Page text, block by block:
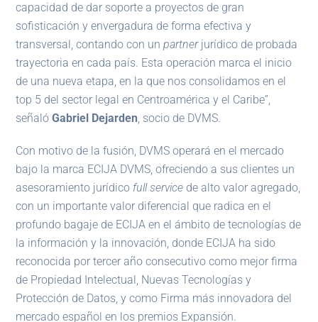
capacidad de dar soporte a proyectos de gran
sofisticación y envergadura de forma efectiva y
transversal, contando con unpartnerjurídico de probada
trayectoria en cada país. Esta operación marca el inicio
de una nueva etapa, en la que nos consolidamos en el
top 5 del sector legal en Centroamérica y el Caribe”,
señalóGabriel Dejarden, socio de DVMS.
Con motivo de la fusión, DVMS operará en el mercado
bajo la marca ECIJA DVMS, ofreciendo a sus clientes un
asesoramiento jurídico full service de alto valor agregado,
con un importante valor diferencial que radica en el
profundo bagaje de ECIJA en el ámbito de tecnologías de
la información y la innovación, donde ECIJA ha sido
reconocida por tercer año consecutivo como mejor firma
de Propiedad Intelectual, Nuevas Tecnologías y
Protección de Datos, y como Firma más innovadora del
mercado español en los premios Expansión.